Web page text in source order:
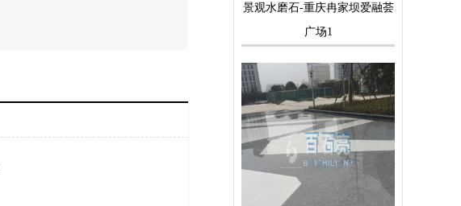
景观水磨石-重庆冉家坝爱融荟
广场1